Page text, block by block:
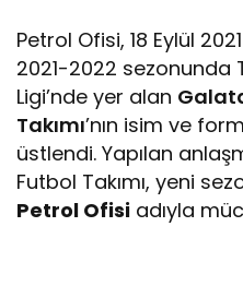
Petrol Ofisi, 18 Eylül
2021-2022 sezonunda
Ligi’nde yer alan
Takımı’nın isim ve
üstlendi. Yapılan
Futbol Takımı, yeni
Petrol Ofisi adıyla